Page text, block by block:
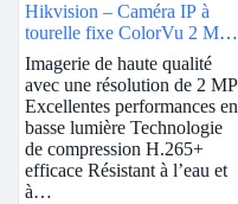
Hikvision – Caméra IP à
tourelle fixe ColorVu 2 MP |
2.8mm | DS-2CD1327G0-L
Imagerie de haute qualité
avec une résolution de 2 MP
Excellentes performances en
basse lumière Technologie
de compression H.265+
efficace Résistant à l’eau et
à…